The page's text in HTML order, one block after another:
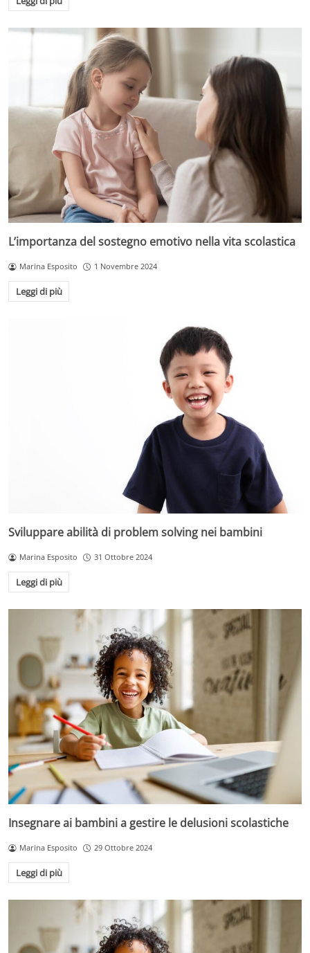
L’importanza del sostegno emotivo nella vita scolastica
Marina Esposito 1 Novembre 2024
Leggi di più
Sviluppare abilità di problem solving nei bambini
Marina Esposito 31 Ottobre 2024
Leggi di più
Insegnare ai bambini a gestire le delusioni scolastiche
Marina Esposito 29 Ottobre 2024
Leggi di più